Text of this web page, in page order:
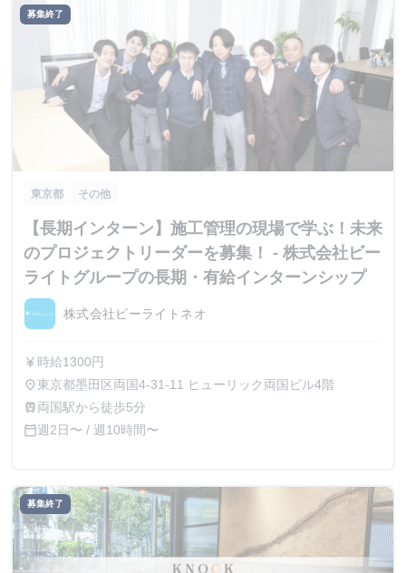
募集終了
東京都 その他
【長期インターン】施工管理の現場で学ぶ！未来
のプロジェクトリーダーを募集！ - 株式会社ビー
ライトグループの長期・有給インターンシップ
株式会社ビーライトネオ
currency_yen 時給1300円
place東京都墨田区両国4-31-11 ヒューリック両国ビル4階
train 両国駅から徒歩5分
calendar_today週2日〜 / 週10時間〜
募集終了